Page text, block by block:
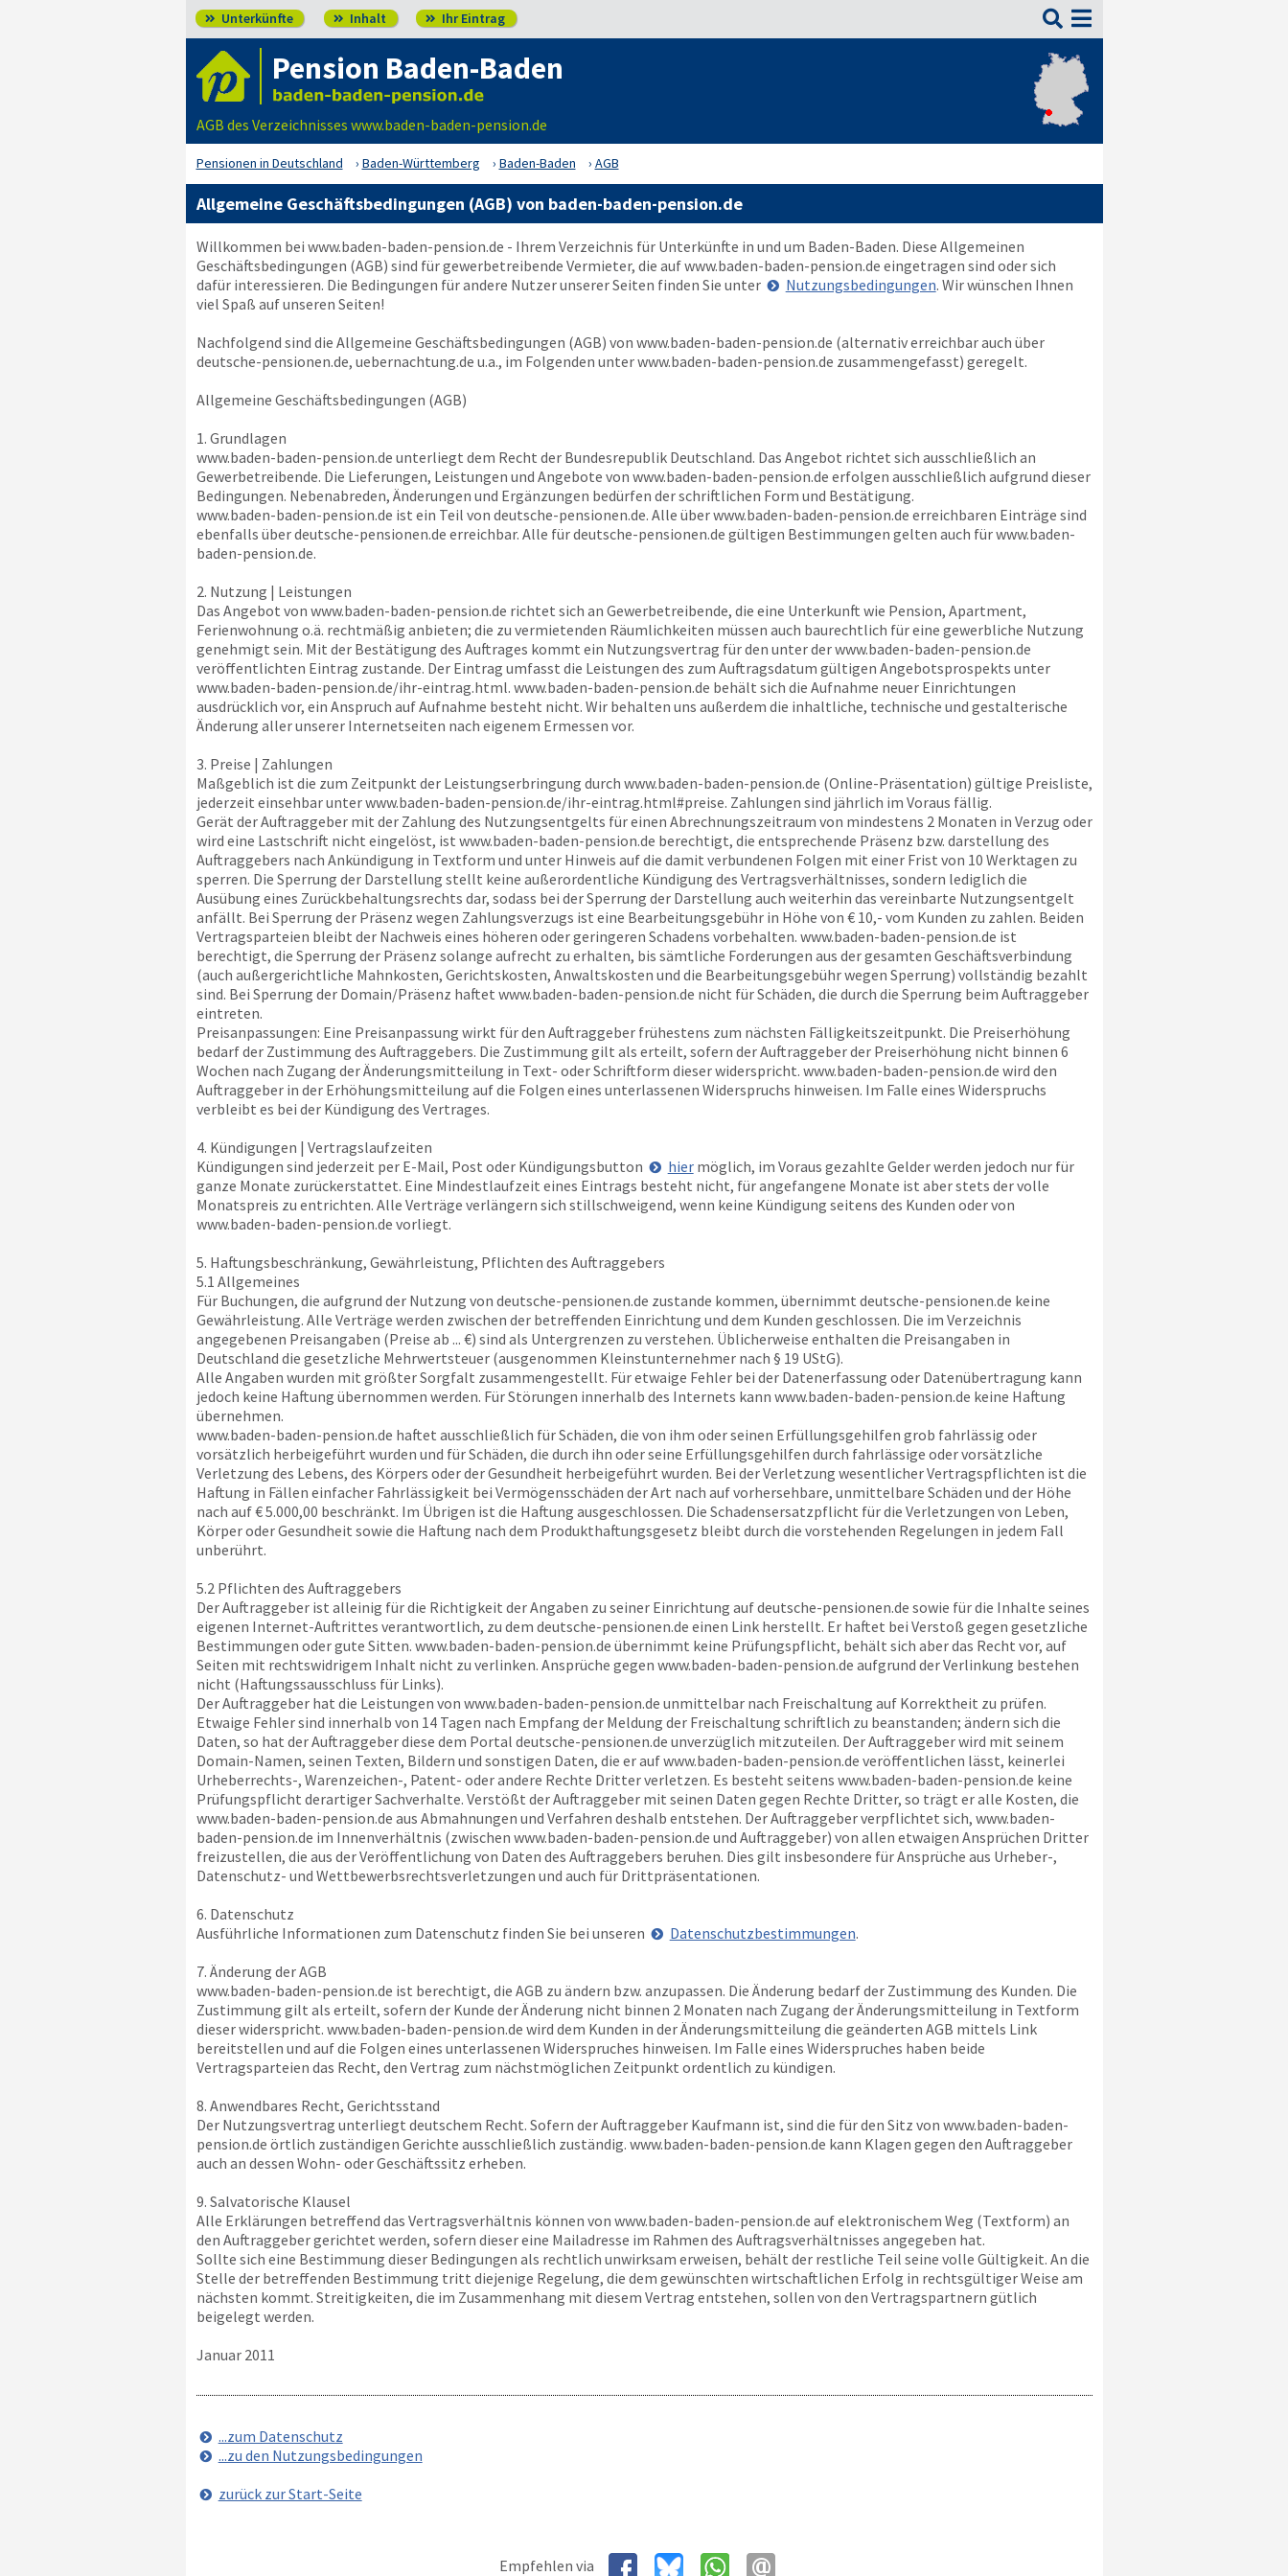
 Unterkünfte  Inhalt  Ihr Eintrag 
Pension Baden-Baden
AGB des Verzeichnisses www.baden-baden-pension.de
Pensionen in Deutschland Baden-Württemberg Baden-Baden AGB
Allgemeine Geschäftsbedingungen (AGB) von baden-baden-pension.de
Willkommen bei www.baden-baden-pension.de - Ihrem Verzeichnis für Unterkünfte in und um Baden-Baden. Diese Allgemeinen
Geschäftsbedingungen (AGB) sind für gewerbetreibende Vermieter, die aufwww.baden-baden-pension.de eingetragen sind oder sich
dafür interessieren. Die Bedingungen für andere Nutzer unserer Seiten finden Sie unter
Nutzungsbedingungen. Wir wünschen Ihnen
viel Spaß auf unseren Seiten!
Nachfolgend sind die Allgemeine Geschäftsbedingungen (AGB) von www.baden-baden-pension.de (alternativ erreichbar auch über
deutsche-pensionen.de, uebernachtung.de u.a., im Folgenden unterwww.baden-baden-pension.de zusammengefasst) geregelt.
Allgemeine Geschäftsbedingungen (AGB)
1. Grundlagen
www.baden-baden-pension.de unterliegt dem Recht der Bundesrepublik Deutschland. Das Angebot richtet sich ausschließlich an
Gewerbetreibende. Die Lieferungen, Leistungen und Angebote von www.baden-baden-pension.de erfolgen ausschließlich aufgrund dieser
Bedingungen. Nebenabreden, Änderungen und Ergänzungen bedürfen der schriftlichen Form und Bestätigung.
www.baden-baden-pension.de ist ein Teil von deutsche-pensionen.de. Alle überwww.baden-baden-pension.de erreichbaren Einträge sind
ebenfalls überdeutsche-pensionen.de erreichbar. Alle fürdeutsche-pensionen.de gültigen Bestimmungen gelten auch fürwww.baden-
baden-pension.de.
2. Nutzung | Leistungen
Das Angebot von www.baden-baden-pension.de richtet sich an Gewerbetreibende, die eine Unterkunft wie Pension, Apartment,
Ferienwohnung o.ä. rechtmäßig anbieten; die zu vermietenden Räumlichkeiten müssen auch baurechtlich für eine gewerbliche Nutzung
genehmigt sein. Mit der Bestätigung des Auftrages kommt ein Nutzungsvertrag für den unter derwww.baden-baden-pension.de
veröffentlichten Eintrag zustande. Der Eintrag umfasst die Leistungen des zum Auftragsdatum gültigen Angebotsprospekts unter
www.baden-baden-pension.de/ihr-eintrag.html. www.baden-baden-pension.de behält sich die Aufnahme neuer Einrichtungen
ausdrücklich vor, ein Anspruch auf Aufnahme besteht nicht. Wir behalten uns außerdem die inhaltliche, technische und gestalterische
Änderung aller unserer Internetseiten nach eigenem Ermessen vor.
3. Preise | Zahlungen
Maßgeblich ist die zum Zeitpunkt der Leistungserbringung durch www.baden-baden-pension.de (Online-Präsentation) gültige Preisliste,
jederzeit einsehbar unterwww.baden-baden-pension.de/ihr-eintrag.html#preise. Zahlungen sind jährlich im Voraus fällig.
Gerät der Auftraggeber mit der Zahlung des Nutzungsentgelts für einen Abrechnungszeitraum von mindestens 2 Monaten in Verzug oder
wird eine Lastschrift nicht eingelöst, ist www.baden-baden-pension.de berechtigt, die entsprechende Präsenz bzw. darstellung des
Auftraggebers nach Ankündigung in Textform und unter Hinweis auf die damit verbundenen Folgen mit einer Frist von 10 Werktagen zu
sperren. Die Sperrung der Darstellung stellt keine außerordentliche Kündigung des Vertragsverhältnisses, sondern lediglich die
Ausübung eines Zurückbehaltungsrechts dar, sodass bei der Sperrung der Darstellung auch weiterhin das vereinbarte Nutzungsentgelt
anfällt. Bei Sperrung der Präsenz wegen Zahlungsverzugs ist eine Bearbeitungsgebühr in Höhe von € 10,- vom Kunden zu zahlen. Beiden
Vertragsparteien bleibt der Nachweis eines höheren oder geringeren Schadens vorbehalten. www.baden-baden-pension.de ist
berechtigt, die Sperrung der Präsenz solange aufrecht zu erhalten, bis sämtliche Forderungen aus der gesamten Geschäftsverbindung
(auch außergerichtliche Mahnkosten, Gerichtskosten, Anwaltskosten und die Bearbeitungsgebühr wegen Sperrung) vollständig bezahlt
sind. Bei Sperrung der Domain/Präsenz haftet www.baden-baden-pension.de nicht für Schäden, die durch die Sperrung beim Auftraggeber
eintreten.
Preisanpassungen: Eine Preisanpassung wirkt für den Auftraggeber frühestens zum nächsten Fälligkeitszeitpunkt. Die Preiserhöhung
bedarf der Zustimmung des Auftraggebers. Die Zustimmung gilt als erteilt, sofern der Auftraggeber der Preiserhöhung nicht binnen 6
Wochen nach Zugang der Änderungsmitteilung in Text- oder Schriftform dieser widerspricht. www.baden-baden-pension.de wird den
Auftraggeber in der Erhöhungsmitteilung auf die Folgen eines unterlassenen Widerspruchs hinweisen. Im Falle eines Widerspruchs
verbleibt es bei der Kündigung des Vertrages.
4. Kündigungen | Vertragslaufzeiten
Kündigungen sind jederzeit per E-Mail, Post oder Kündigungsbutton
hiermöglich, im Voraus gezahlte Gelder werden jedoch nur für
ganze Monate zurückerstattet. Eine Mindestlaufzeit eines Eintrags besteht nicht, für angefangene Monate ist aber stets der volle
Monatspreis zu entrichten. Alle Verträge verlängern sich stillschweigend, wenn keine Kündigung seitens des Kunden oder von
www.baden-baden-pension.de vorliegt.
5. Haftungsbeschränkung, Gewährleistung, Pflichten des Auftraggebers
5.1 Allgemeines
Für Buchungen, die aufgrund der Nutzung von deutsche-pensionen.de zustande kommen, übernimmt deutsche-pensionen.de keine
Gewährleistung. Alle Verträge werden zwischen der betreffenden Einrichtung und dem Kunden geschlossen. Die im Verzeichnis
angegebenen Preisangaben (Preise ab ... €) sind als Untergrenzen zu verstehen. Üblicherweise enthalten die Preisangaben in
Deutschland die gesetzliche Mehrwertsteuer (ausgenommen Kleinstunternehmer nach § 19 UStG).
Alle Angaben wurden mit größter Sorgfalt zusammengestellt. Für etwaige Fehler bei der Datenerfassung oder Datenübertragung kann
jedoch keine Haftung übernommen werden. Für Störungen innerhalb des Internets kann www.baden-baden-pension.de keine Haftung
übernehmen.
www.baden-baden-pension.de haftet ausschließlich für Schäden, die von ihm oder seinen Erfüllungsgehilfen grob fahrlässig oder
vorsätzlich herbeigeführt wurden und für Schäden, die durch ihn oder seine Erfüllungsgehilfen durch fahrlässige oder vorsätzliche
Verletzung des Lebens, des Körpers oder der Gesundheit herbeigeführt wurden. Bei der Verletzung wesentlicher Vertragspflichten ist die
Haftung in Fällen einfacher Fahrlässigkeit bei Vermögensschäden der Art nach auf vorhersehbare, unmittelbare Schäden und der Höhe
nach auf € 5.000,00 beschränkt. Im Übrigen ist die Haftung ausgeschlossen. Die Schadensersatzpflicht für die Verletzungen von Leben,
Körper oder Gesundheit sowie die Haftung nach dem Produkthaftungsgesetz bleibt durch die vorstehenden Regelungen in jedem Fall
unberührt.
5.2 Pflichten des Auftraggebers
Der Auftraggeber ist alleinig für die Richtigkeit der Angaben zu seiner Einrichtung aufdeutsche-pensionen.de sowie für die Inhalte seines
eigenen Internet-Auftrittes verantwortlich, zu dem deutsche-pensionen.de einen Link herstellt. Er haftet bei Verstoß gegen gesetzliche
Bestimmungen oder gute Sitten. www.baden-baden-pension.de übernimmt keine Prüfungspflicht, behält sich aber das Recht vor, auf
Seiten mit rechtswidrigem Inhalt nicht zu verlinken. Ansprüche gegen www.baden-baden-pension.de aufgrund der Verlinkung bestehen
nicht (Haftungssausschluss für Links).
Der Auftraggeber hat die Leistungen von www.baden-baden-pension.de unmittelbar nach Freischaltung auf Korrektheit zu prüfen.
Etwaige Fehler sind innerhalb von 14 Tagen nach Empfang der Meldung der Freischaltung schriftlich zu beanstanden; ändern sich die
Daten, so hat der Auftraggeber diese dem Portal deutsche-pensionen.de unverzüglich mitzuteilen. Der Auftraggeber wird mit seinem
Domain-Namen, seinen Texten, Bildern und sonstigen Daten, die er aufwww.baden-baden-pension.de veröffentlichen lässt, keinerlei
Urheberrechts-, Warenzeichen-, Patent- oder andere Rechte Dritter verletzen. Es besteht seitens www.baden-baden-pension.de keine
Prüfungspflicht derartiger Sachverhalte. Verstößt der Auftraggeber mit seinen Daten gegen Rechte Dritter, so trägt er alle Kosten, die
www.baden-baden-pension.de aus Abmahnungen und Verfahren deshalb entstehen. Der Auftraggeber verpflichtet sich, www.baden-
baden-pension.de im Innenverhältnis (zwischen www.baden-baden-pension.de und Auftraggeber) von allen etwaigen Ansprüchen Dritter
freizustellen, die aus der Veröffentlichung von Daten des Auftraggebers beruhen. Dies gilt insbesondere für Ansprüche aus Urheber-,
Datenschutz- und Wettbewerbsrechtsverletzungen und auch für Drittpräsentationen.
6. Datenschutz
Ausführliche Informationen zum Datenschutz finden Sie bei unseren
Datenschutzbestimmungen.
7. Änderung der AGB
www.baden-baden-pension.de ist berechtigt, die AGB zu ändern bzw. anzupassen. Die Änderung bedarf der Zustimmung des Kunden. Die
Zustimmung gilt als erteilt, sofern der Kunde der Änderung nicht binnen 2 Monaten nach Zugang der Änderungsmitteilung in Textform
dieser widerspricht. www.baden-baden-pension.de wird dem Kunden in der Änderungsmitteilung die geänderten AGB mittels Link
bereitstellen und auf die Folgen eines unterlassenen Widerspruches hinweisen. Im Falle eines Widerspruches haben beide
Vertragsparteien das Recht, den Vertrag zum nächstmöglichen Zeitpunkt ordentlich zu kündigen.
8. Anwendbares Recht, Gerichtsstand
Der Nutzungsvertrag unterliegt deutschem Recht. Sofern der Auftraggeber Kaufmann ist, sind die für den Sitz von www.baden-baden-
pension.de örtlich zuständigen Gerichte ausschließlich zuständig. www.baden-baden-pension.de kann Klagen gegen den Auftraggeber
auch an dessen Wohn- oder Geschäftssitz erheben.
9. Salvatorische Klausel
Alle Erklärungen betreffend das Vertragsverhältnis können von www.baden-baden-pension.de auf elektronischem Weg (Textform) an
den Auftraggeber gerichtet werden, sofern dieser eine Mailadresse im Rahmen des Auftragsverhältnisses angegeben hat.
Sollte sich eine Bestimmung dieser Bedingungen als rechtlich unwirksam erweisen, behält der restliche Teil seine volle Gültigkeit. An die
Stelle der betreffenden Bestimmung tritt diejenige Regelung, die dem gewünschten wirtschaftlichen Erfolg in rechtsgültiger Weise am
nächsten kommt. Streitigkeiten, die im Zusammenhang mit diesem Vertrag entstehen, sollen von den Vertragspartnern gütlich
beigelegt werden.
Januar 2011
...zum Datenschutz
...zu den Nutzungsbedingungen
zurück zur Start-Seite
Empfehlen via